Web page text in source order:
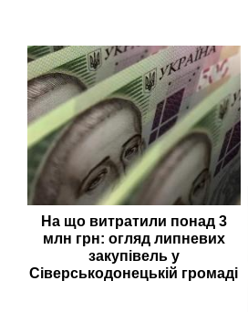
На що витратили понад 3
млн грн: огляд липневих
закупівель у
Сіверськодонецькій громаді